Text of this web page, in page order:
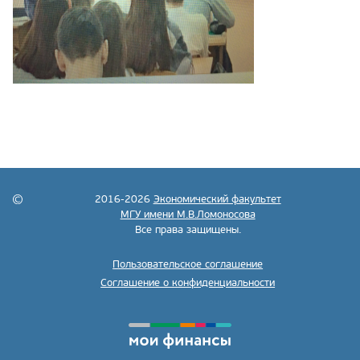
2016-2026 Экономический факультет
МГУ имени М.В.Ломоносова
Все права защищены.
Пользовательское соглашение
Соглашение о конфиденциальности